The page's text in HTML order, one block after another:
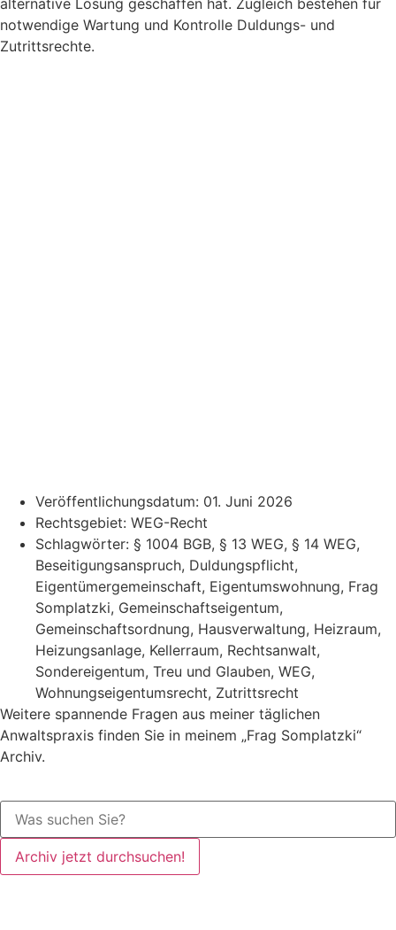
alternative Lösung geschaffen hat. Zugleich bestehen für
notwendige Wartung und Kontrolle Duldungs- und
Zutrittsrechte.
Veröffentlichungsdatum: 01. Juni 2026
Rechtsgebiet: WEG-Recht
Schlagwörter: § 1004 BGB, § 13 WEG, § 14 WEG,
Beseitigungsanspruch, Duldungspflicht,
Eigentümergemeinschaft, Eigentumswohnung, Frag
Somplatzki, Gemeinschaftseigentum,
Gemeinschaftsordnung, Hausverwaltung, Heizraum,
Heizungsanlage, Kellerraum, Rechtsanwalt,
Sondereigentum, Treu und Glauben, WEG,
Wohnungseigentumsrecht, Zutrittsrecht
Weitere spannende Fragen aus meiner täglichen
Anwaltspraxis finden Sie in meinem „Frag Somplatzki“
Archiv.
Archiv jetzt durchsuchen!